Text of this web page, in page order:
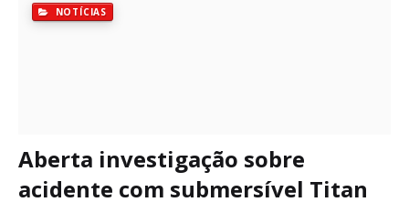
NOTÍCIAS
Aberta investigação sobre
acidente com submersível Titan